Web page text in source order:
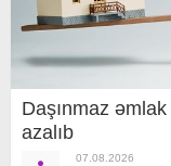
Daşınmaz əmlak
azalıb
07.08.2026